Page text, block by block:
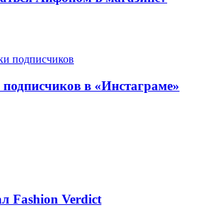
в «Инстаграме»
Fashion Verdict